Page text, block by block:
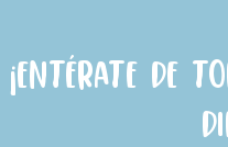
¡Entérate de